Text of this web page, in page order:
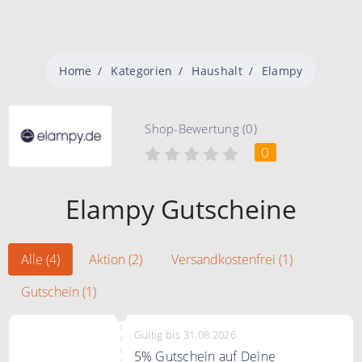
Home Kategorien Haushalt Elampy
Shop-Bewertung (0)
0
Elampy Gutscheine
Alle (4) Aktion (2)
Versandkostenfrei (1)
Gutschein (1)
Gültig bis 31.08.2026
5% Gutschein auf Deine